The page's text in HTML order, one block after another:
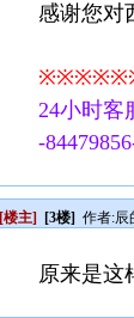
感谢您对
24小时客
-
[楼主] [3楼] 作者:辰
原来是这